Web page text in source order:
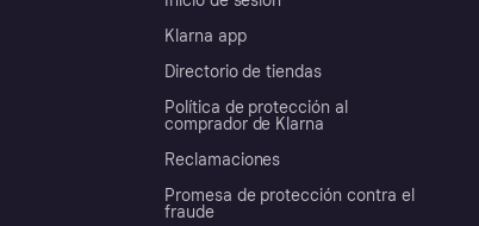
Klarna app
Directorio de tiendas
Política de protección al
comprador de Klarna
Reclamaciones
Promesa de protección contra el
fraude